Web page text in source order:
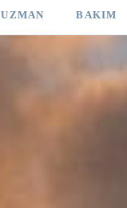
UZMAN BAKIM